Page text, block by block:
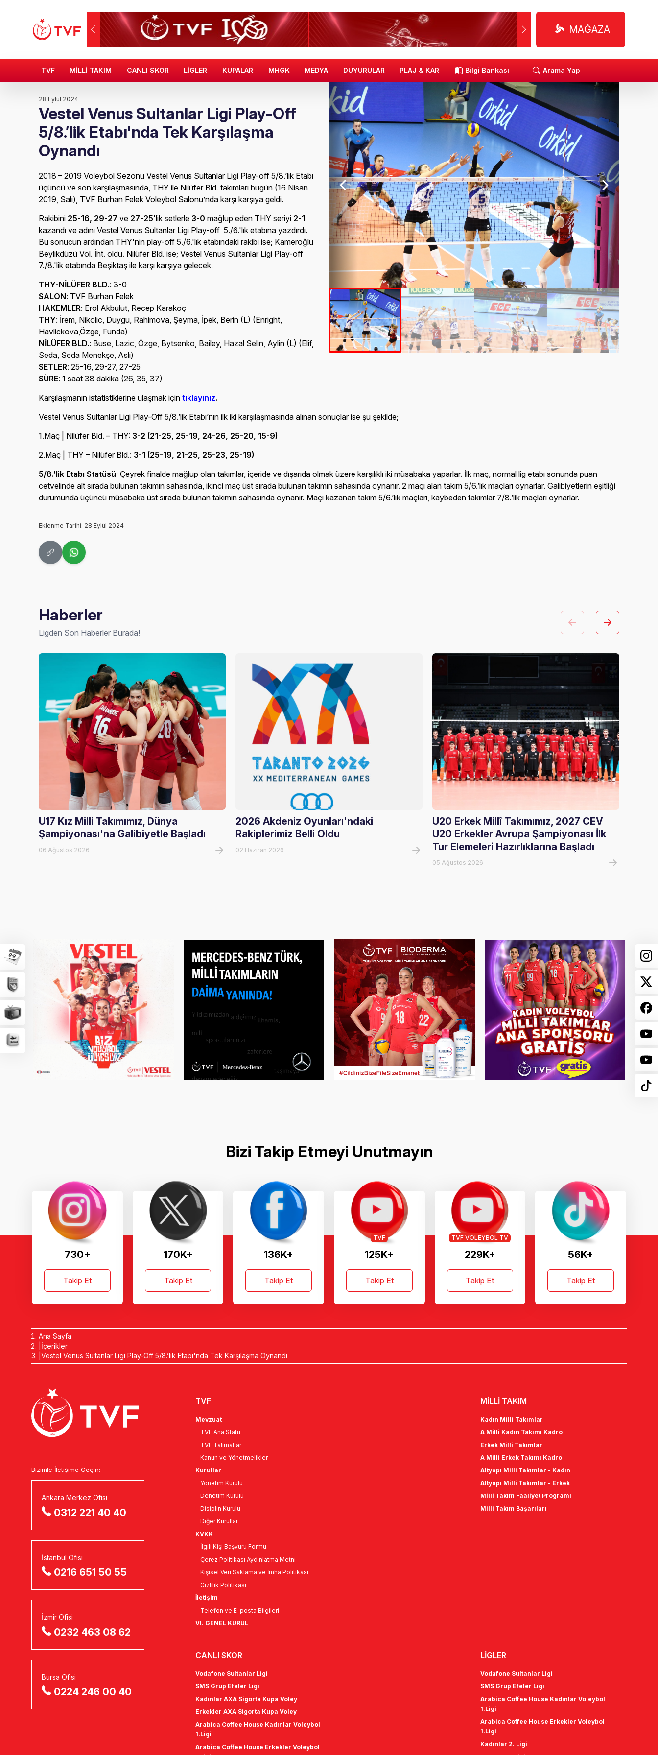
MAĞAZA
TVF MİLLİ TAKIM CANLI SKOR LİGLER KUPALAR MHGK MEDYA DUYURULAR PLAJ & KAR Bilgi Bankası Arama Yap
28 Eylül 2024
Vestel Venus Sultanlar Ligi Play-Off
5/8.’lik Etabı'nda Tek Karşılaşma
Oynandı
2018 – 2019 Voleybol Sezonu Vestel Venus Sultanlar Ligi Play-off 5/8.’lik Etabı
üçüncü ve son karşılaşmasında, THY ile Nilüfer Bld. takımları bugün (16 Nisan
2019, Salı), TVF Burhan Felek Voleybol Salonu’nda karşı karşıya geldi.
Rakibini 25-16, 29-27 ve 27-25'lik setlerle 3-0 mağlup eden THY seriyi 2-1
kazandı ve adını Vestel Venus Sultanlar Ligi Play-off 5./6.'lık etabına yazdırdı.
Bu sonucun ardından THY'nin play-off 5./6.'lık etabındaki rakibi ise; Kameroğlu
Beylikdüzü Vol. İht. oldu. Nilüfer Bld. ise; Vestel Venus Sultanlar Ligi Play-off
7./8.'lik etabında Beşiktaş ile karşı karşıya gelecek.
THY-NİLÜFER BLD.: 3-0
SALON: TVF Burhan Felek
HAKEMLER: Erol Akbulut, Recep Karakoç
THY: İrem, Nikolic, Duygu, Rahimova, Şeyma, İpek, Berin (L) (Enright,
Havlickova,Özge, Funda)
NİLÜFER BLD.: Buse, Lazic, Özge, Bytsenko, Bailey, Hazal Selin, Aylin (L) (Elif,
Seda, Seda Menekşe, Aslı)
SETLER: 25-16, 29-27, 27-25
SÜRE: 1 saat 38 dakika (26, 35, 37)
Karşılaşmanın istatistiklerine ulaşmak içintıklayınız.
Vestel Venus Sultanlar Ligi Play-Off 5/8.’lik Etabı’nın ilk iki karşılaşmasında alınan sonuçlar ise şu şekilde;
1.Maç | Nilüfer Bld. – THY: 3-2 (21-25, 25-19, 24-26, 25-20, 15-9)
2.Maç | THY – Nilüfer Bld.: 3-1 (25-19, 21-25, 25-23, 25-19)
5/8.’lik Etabı Statüsü: Çeyrek finalde mağlup olan takımlar, içeride ve dışarıda olmak üzere karşılıklı iki müsabaka yaparlar. İlk maç, normal lig etabı sonunda puan
cetvelinde alt sırada bulunan takımın sahasında, ikinci maç üst sırada bulunan takımın sahasında oynanır. 2 maçı alan takım 5/6.’lık maçları oynarlar. Galibiyetlerin eşitliği
durumunda üçüncü müsabaka üst sırada bulunan takımın sahasında oynanır. Maçı kazanan takım 5/6.’lık maçları, kaybeden takımlar 7/8.’lik maçları oynarlar.
Eklenme Tarihi: 28 Eylül 2024
Haberler
Ligden Son Haberler Burada!
U17 Kız Milli Takımımız, Dünya
Şampiyonası'na Galibiyetle Başladı
06 Ağustos 2026
2026 Akdeniz Oyunları'ndaki
Rakiplerimiz Belli Oldu
02 Haziran 2026
U20 Erkek Millî Takımımız, 2027 CEV
U20 Erkekler Avrupa Şampiyonası İlk
Tur Elemeleri Hazırlıklarına Başladı
05 Ağustos 2026
Bizi Takip Etmeyi Unutmayın
730+
Takip Et
170K+
Takip Et
136K+
Takip Et
125K+
TVF
Takip Et
229K+
TVF VOLEYBOL TV
Takip Et
56K+
Takip Et
Ana Sayfa
İçerikler
Vestel Venus Sultanlar Ligi Play-Off 5/8.’lik Etabı'nda Tek Karşılaşma Oynandı
Bizimle İletişime Geçin:
Ankara Merkez Ofisi
0312 221 40 40
İstanbul Ofisi
0216 651 50 55
İzmir Ofisi
0232 463 08 62
Bursa Ofisi
0224 246 00 40
TVF
Mevzuat
TVF Ana Statü
TVF Talimatlar
Kanun ve Yönetmelikler
Kurullar
Yönetim Kurulu
Denetim Kurulu
Disiplin Kurulu
Diğer Kurullar
KVKK
İlgili Kişi Başvuru Formu
Çerez Politikası Aydınlatma Metni
Kişisel Veri Saklama ve İmha Politikası
Gizlilik Politikası
İletişim
Telefon ve E-posta Bilgileri
VI. GENEL KURUL
MİLLİ TAKIM
Kadın Milli Takımlar
A Milli Kadın Takımı Kadro
Erkek Milli Takımlar
A Milli Erkek Takımı Kadro
Altyapı Milli Takımlar - Kadın
Altyapı Milli Takımlar - Erkek
Milli Takım Faaliyet Programı
Milli Takım Başarıları
CANLI SKOR
Vodafone Sultanlar Ligi
SMS Grup Efeler Ligi
Kadınlar AXA Sigorta Kupa Voley
Erkekler AXA Sigorta Kupa Voley
Arabica Coffee House Kadınlar Voleybol
1.Ligi
Arabica Coffee House Erkekler Voleybol
LİGLER
Vodafone Sultanlar Ligi
SMS Grup Efeler Ligi
Arabica Coffee House Kadınlar Voleybol
1.Ligi
Arabica Coffee House Erkekler Voleybol
1.Ligi
Kadınlar 2. Ligi